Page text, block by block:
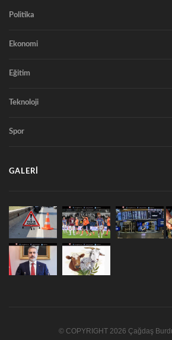
Politika
Ekonomi
Eğitim
Teknoloji
Spor
GALERI
© COPYRIGHT 2026 Çağdaş